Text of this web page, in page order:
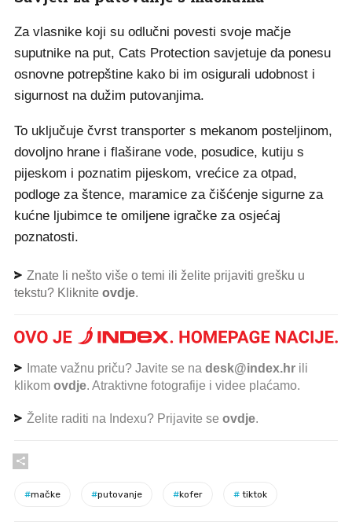
Za vlasnike koji su odlučni povesti svoje mačje
suputnike na put, Cats Protection savjetuje da ponesu
osnovne potrepštine kako bi im osigurali udobnost i
sigurnost na dužim putovanjima.
To uključuje čvrst transporter s mekanom posteljinom,
dovoljno hrane i flaširane vode, posudice, kutiju s
pijeskom i poznatim pijeskom, vrećice za otpad,
podloge za štence, maramice za čišćenje sigurne za
kućne ljubimce te omiljene igračke za osjećaj
poznatosti.
Znate li nešto više o temi ili želite prijaviti grešku u
tekstu? Kliknite ovdje.
Imate važnu priču? Javite se na desk@index.hr ili
klikom ovdje. Atraktivne fotografije i videe plaćamo.
Želite raditi na Indexu? Prijavite se ovdje.
#mačke #putovanje #kofer # tiktok